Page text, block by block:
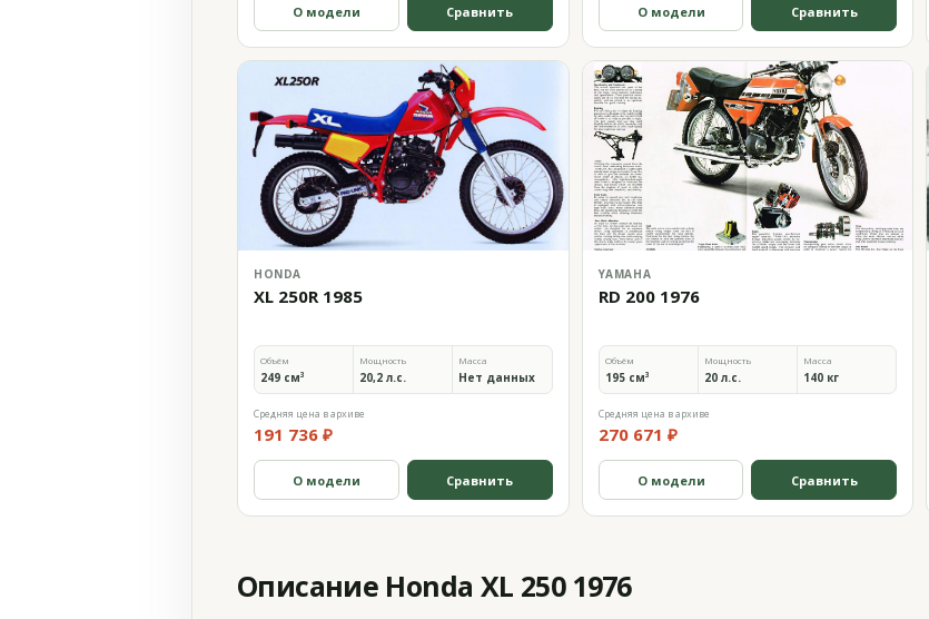
О модели Сравнить О модели Сравнить
HONDA
XL 250R 1985
Объём
249 см³
Мощность
20,2 л.с.
Масса
Нет данных
Средняя цена в архиве
191 736 ₽
О модели Сравнить
YAMAHA
RD 200 1976
Объём
195 см³
Мощность
20 л.с.
Масса
140 кг
Средняя цена в архиве
270 671 ₽
О модели Сравнить
Описание Honda XL 250 1976